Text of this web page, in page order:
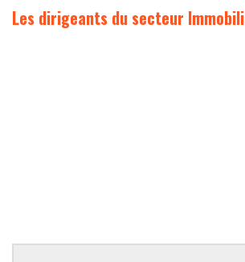
Les dirigeants du secteur